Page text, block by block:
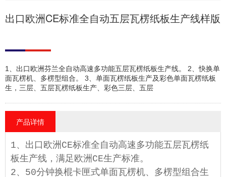
出口欧洲CE标准全自动五层瓦楞纸板生产线样版
1、出口欧洲芬兰全自动高速多功能五层瓦楞纸板生产线。 2、快换单
面瓦楞机、多楞型组合。 3、单面瓦楞纸板生产及彩色单面瓦楞纸板
生，三层、五层瓦楞纸板生产、彩色三层、五层
产品详情
1、出口欧洲CE标准全自动高速多功能五层瓦楞纸
板生产线，满足欧洲CE生产标准。
2、50分钟换棍卡匣式单面瓦楞机、多楞型组合生